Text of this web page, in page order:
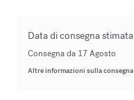
Data di consegna stimata
Consegna da 17 Agosto
Altre informazioni sulla consegna